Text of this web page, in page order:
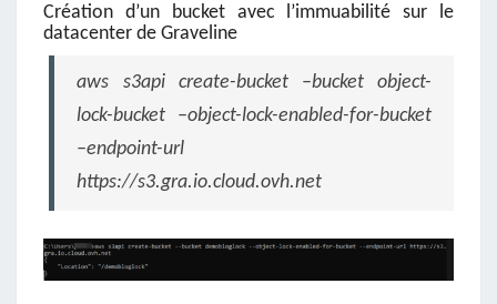
Création d’un bucket avec l’immuabilité sur le
datacenter de Graveline
aws s3api create-bucket –bucket object-
lock-bucket –object-lock-enabled-for-bucket
–endpoint-url
https://s3.gra.io.cloud.ovh.net